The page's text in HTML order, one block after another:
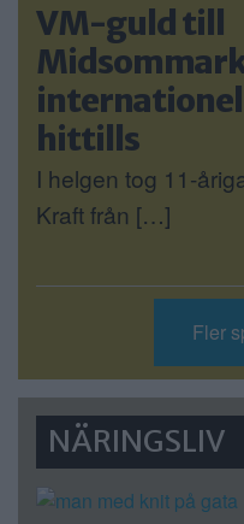
VM-guld till
hittills
I helgen tog 11-
Kraft från […]
Fler
NÄRINGSLIV